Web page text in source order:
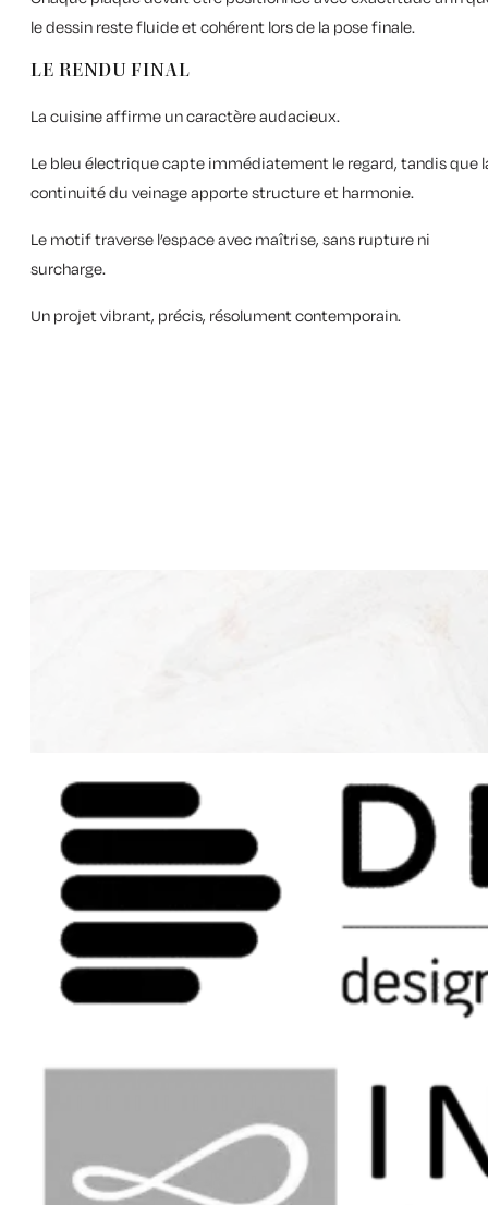
le dessin reste fluide et cohérent lors de la pose finale.
LE RENDU FINAL
La cuisine affirme un caractère audacieux.
Le bleu électrique capte immédiatement le regard, tandis que
continuité du veinage apporte structure et harmonie.
Le motif traverse l’espace avec maîtrise, sans rupture ni
surcharge.
Un projet vibrant, précis, résolument contemporain.